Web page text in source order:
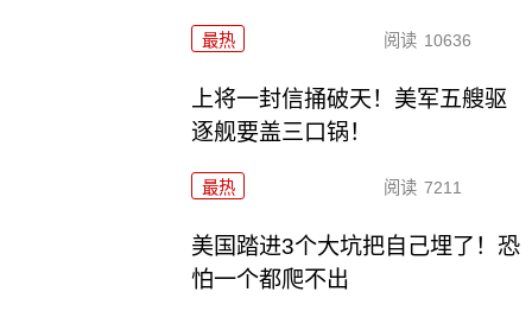
最热 阅读 10636
上将一封信捅破天！美军五艘驱
逐舰要盖三口锅！
最热 阅读 7211
美国踏进3个大坑把自己埋了！恐
怕一个都爬不出